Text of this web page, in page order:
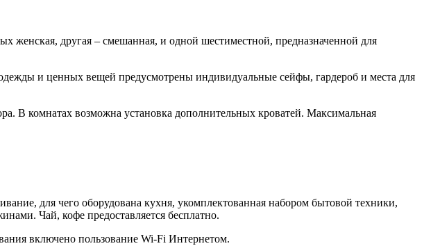
женская, другая – смешанная, и одной шестиместной, предназначенной для
и ценных вещей предусмотрены индивидуальные сейфы, гардероб и места для
В комнатах возможна установка дополнительных кроватей. Максимальная
для чего оборудована кухня, укомплектованная набором бытовой техники,
Чай, кофе предоставляется бесплатно.
включено пользование Wi-Fi Интернетом.